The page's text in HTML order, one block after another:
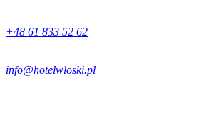
+48 61 833 52 62
info@hotelwloski.pl